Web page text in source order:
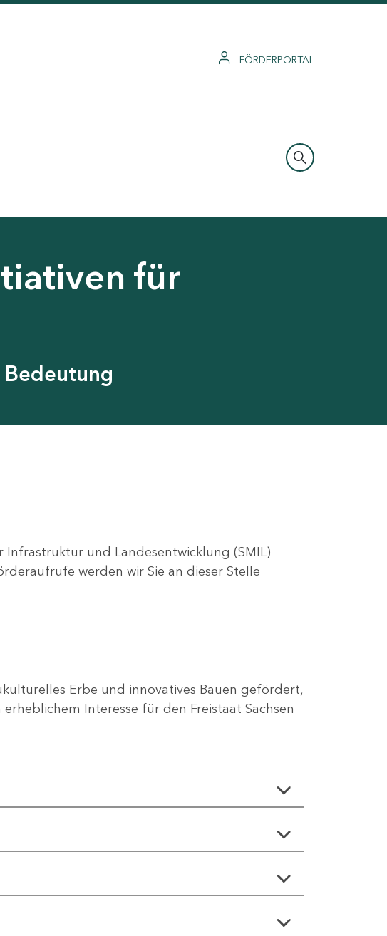
FÖRDERPORTAL
für
und Landesentwicklung (SMIL)
werden wir Sie an dieser Stelle
Erbe und innovatives Bauen gefördert,
Interesse für den Freistaat Sachsen